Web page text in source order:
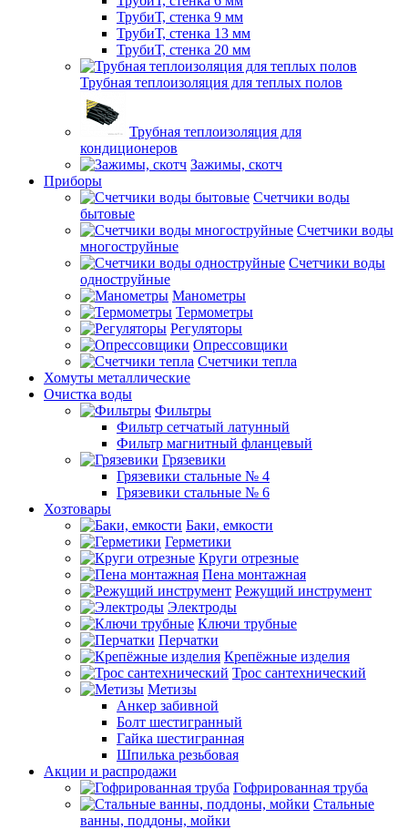
ТрубиТ, стенка 9 мм
ТрубиТ, стенка 13 мм
ТрубиТ, стенка 20 мм
Трубная теплоизоляция для теплых полов
Трубная теплоизоляция для
кондиционеров
Зажимы, скотч
Приборы
Счетчики воды
бытовые
Счетчики воды
многоструйные
Счетчики воды
одноструйные
Манометры
Термометры
Регуляторы
Опрессовщики
Счетчики тепла
Хомуты металлические
Очистка воды
Фильтры
Фильтр сетчатый латунный
Фильтр магнитный фланцевый
Грязевики
Грязевики стальные № 4
Грязевики стальные № 6
Хозтовары
Баки, емкости
Герметики
Круги отрезные
Пена монтажная
Режущий инструмент
Электроды
Ключи трубные
Перчатки
Крепёжные изделия
Трос сантехнический
Метизы
Анкер забивной
Болт шестигранный
Гайка шестигранная
Шпилька резьбовая
Акции и распродажи
Гофрированная труба
Стальные
ванны, поддоны, мойки